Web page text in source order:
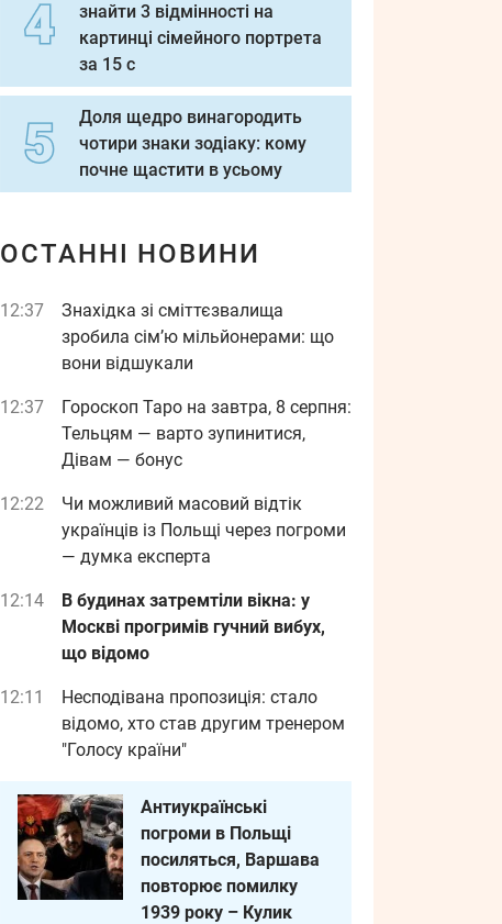
знайти 3 відмінності на
картинці сімейного портрета
за 15 с
Доля щедро винагородить
чотири знаки зодіаку: кому
почне щастити в усьому
ОСТАННІ НОВИНИ
12:37
Знахідка зі сміттєзвалища
зробила сім’ю мільйонерами: що
вони відшукали
12:37
Гороскоп Таро на завтра, 8 серпня:
Тельцям — варто зупинитися,
Дівам — бонус
12:22
Чи можливий масовий відтік
українців із Польщі через погроми
— думка експерта
12:14
В будинах затремтіли вікна: у
Москві прогримів гучний вибух,
що відомо
12:11
Несподівана пропозиція: стало
відомо, хто став другим тренером
"Голосу країни"
Антиукраїнські
погроми в Польщі
посиляться, Варшава
повторює помилку
1939 року – Кулик